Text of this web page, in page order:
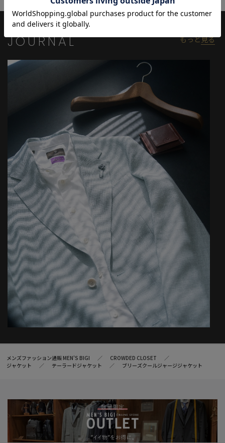
演奏会/観劇/授業参観/パーティーなど様々なシーンでご着用いた
だけます。
単品での使用はもちろん、セットアップとしての着用もおすすめ
です。
ブリーズクールジャージスラックスパンツ：M0152FP602
身長:185cm 胸囲:91cm ウエスト:70cm ヒップ:95 着用サイズ:3(L)
※照明・光の加減、PCやスマートフォンなどの環境により、製品
と画像のカラーの見え方が異なる場合がございます。
※画像はサンプルのため、色味やサイズ等の仕様が変更になる場
合がございます。
※サイズは弊社規定の採寸によって記載しておりますが、若干の
個体差が生じる場合がございます。
JOURNAL もっと見る
メンズファッション通販 MEN'S BIGI
CROWDED CLOSET
ジャケット
テーラードジャケット ブリーズクールジャージジャケット